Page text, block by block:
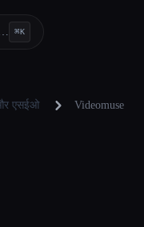
⌘K
और एसईओ Videomuse